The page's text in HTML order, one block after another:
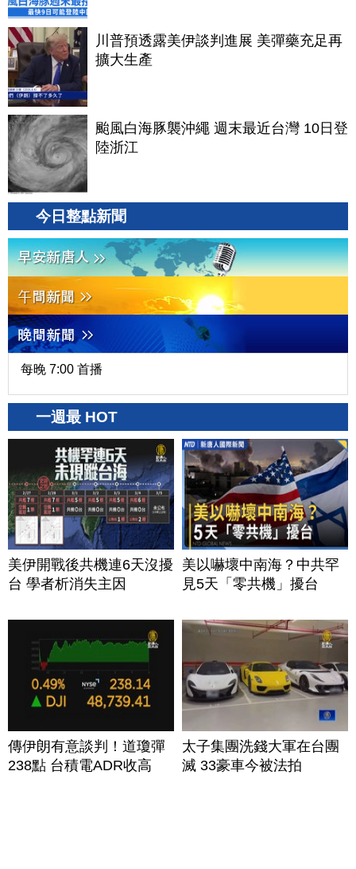
川普預透露美伊談判進展 美彈藥充足再
擴大生產
颱風白海豚襲沖繩 週末最近台灣 10日登
陸浙江
今日整點新聞
每晚 7:00 首播
一週最 HOT
美伊開戰後共機連6天沒擾
台 學者析消失主因
美以嚇壞中南海？中共罕
見5天「零共機」擾台
傳伊朗有意談判！道瓊彈
238點 台積電ADR收高
太子集團洗錢大軍在台團
滅 33豪車今被法拍